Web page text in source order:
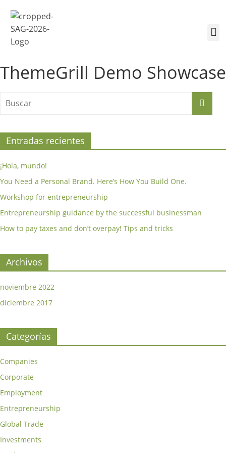
ThemeGrill Demo Showcase
Entradas recientes
¡Hola, mundo!
You Need a Personal Brand. Here’s How You Build One.
Workshop for entrepreneurship
Entrepreneurship guidance by the successful businessman
How to pay taxes and don’t overpay! Tips and tricks
Archivos
noviembre 2022
diciembre 2017
Categorías
Companies
Corporate
Employment
Entrepreneurship
Global Trade
Investments